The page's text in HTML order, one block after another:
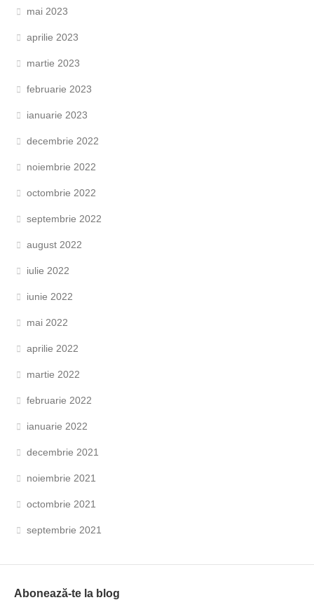
mai 2023
aprilie 2023
martie 2023
februarie 2023
ianuarie 2023
decembrie 2022
noiembrie 2022
octombrie 2022
septembrie 2022
august 2022
iulie 2022
iunie 2022
mai 2022
aprilie 2022
martie 2022
februarie 2022
ianuarie 2022
decembrie 2021
noiembrie 2021
octombrie 2021
septembrie 2021
Abonează-te la blog